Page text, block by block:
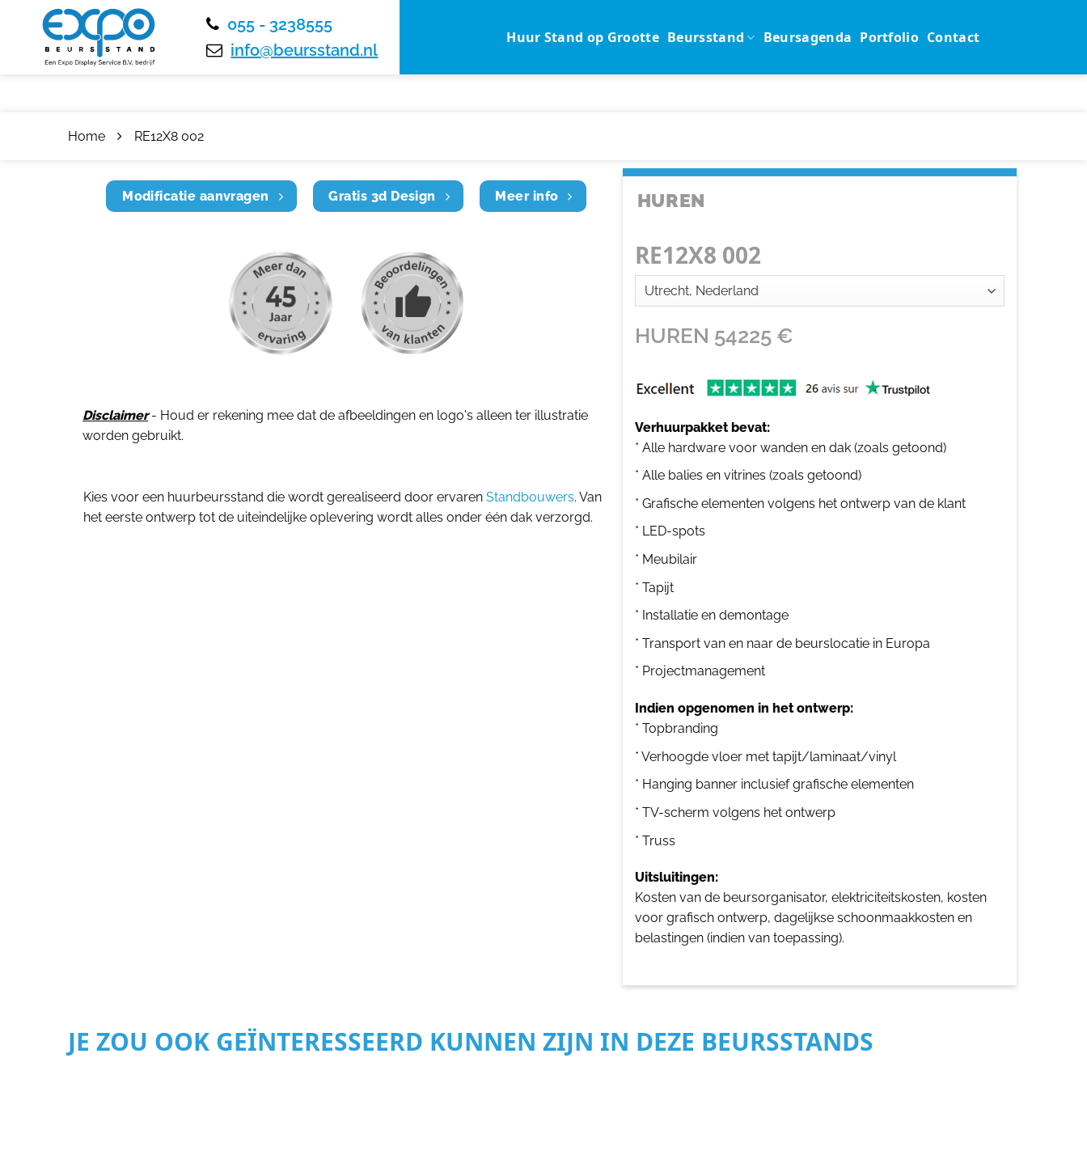
055 - 3238555
info@beursstand.nl
Huur Stand op Grootte Beursstand Beursagenda Portfolio Contact
Home RE12X8 002
Modificatie aanvragen Gratis 3d Design Meer info
Disclaimer- Houd er rekening mee dat de afbeeldingen en logo's alleen ter illustratie
worden gebruikt.
Kies voor een huurbeursstand die wordt gerealiseerd door ervaren Standbouwers. Van
het eerste ontwerp tot de uiteindelijke oplevering wordt alles onder één dak verzorgd.
HUREN
RE12X8 002
HUREN 54225€
Verhuurpakket bevat:
* Alle hardware voor wanden en dak (zoals getoond)
* Alle balies en vitrines (zoals getoond)
* Grafische elementen volgens het ontwerp van de klant
* LED-spots
* Meubilair
* Tapijt
* Installatie en demontage
* Transport van en naar de beurslocatie in Europa
* Projectmanagement
Indien opgenomen in het ontwerp:
* Topbranding
* Verhoogde vloer met tapijt/laminaat/vinyl
* Hanging banner inclusief grafische elementen
* TV-scherm volgens het ontwerp
* Truss
Uitsluitingen:
Kosten van de beursorganisator, elektriciteitskosten, kosten
voor grafisch ontwerp, dagelijkse schoonmaakkosten en
belastingen (indien van toepassing).
JE ZOU OOK GEÏNTERESSEERD KUNNEN ZIJN IN DEZE BEURSSTANDS